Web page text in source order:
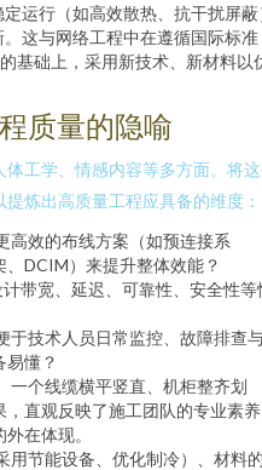
定运行（如高效散热、抗干扰屏
这与网络工程中在遵循国际标准
基础上，采用新技术、新材料以
质量的隐喻
工学、情感内容等多方面。将
提炼出高质量工程应具备的维度：
高效的布线方案（如预连接系
DCIM）来提升整体效能？
带宽、延迟、可靠性、安全性等
于技术人员日常监控、故障排查
懂？
一个线缆横平竖直、机柜整齐划
直观反映了施工团队的专业素
在体现。
用节能设备、优化制冷）、材料